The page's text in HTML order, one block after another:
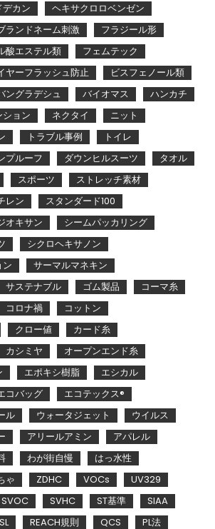
カン
ヘキサクロロベンゼン
ランドネーム刺激
フラジール形
酸エステル類
フェムテック
ヤーフラッシュ防止
ビスフェノール類
ングラデシュ バイオマス
ハンカチ
ョン
ネクタイ
ニット
トラブル事例
トイレ
プルーフ ダウンヒルスーツ
タオル
スポーツ
ストレッチ素材
レン
スタンダード100
オキサン
シームパッカリング
シクロヘキサノン
サーマルマネキン
サステナブル ゴム製品
コーマ糸
コロナ禍
コットン
クロー値
カード糸
カシミヤ
オープンエンド糸
エポキシ樹脂
エシカル
コバッグ
エコテックス®
ル ウォータジェット
ウイルス
アリールアミン
アパレル
わが街自慢
はっ水性
ゃ ZDHC VOCs
UV329
SVOC SVHC ST基準
SIAA
REACH規則 QCS PL法